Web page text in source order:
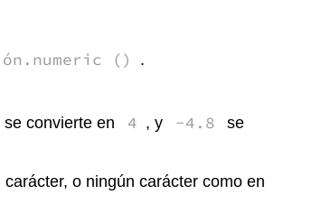
() .
se convierte en 4 , y -4.8
se
o ningún carácter como en